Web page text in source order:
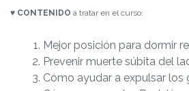
♥ CONTENIDO a tratar en el curso:
Mejor posición para dormir
Prevenir muerte súbita del
Cómo ayudar a expulsar los